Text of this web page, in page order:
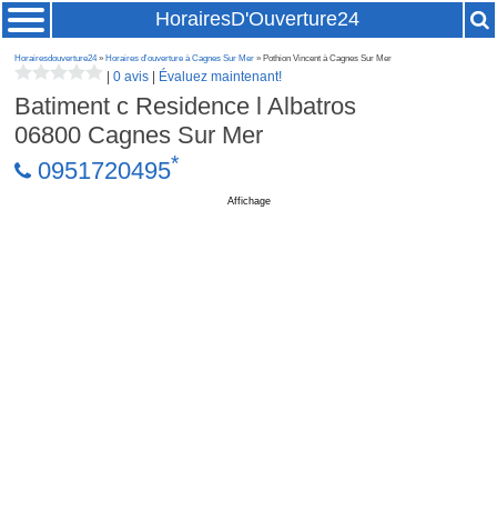
HorairesD'Ouverture24
Horairesdouverture24» Horaires d'ouverture à Cagnes Sur Mer » Pothion Vincent à Cagnes Sur Mer
|0 avis Évaluez maintenant!
Batiment c Residence l Albatros
06800 Cagnes Sur Mer
0951720495*
Affichage